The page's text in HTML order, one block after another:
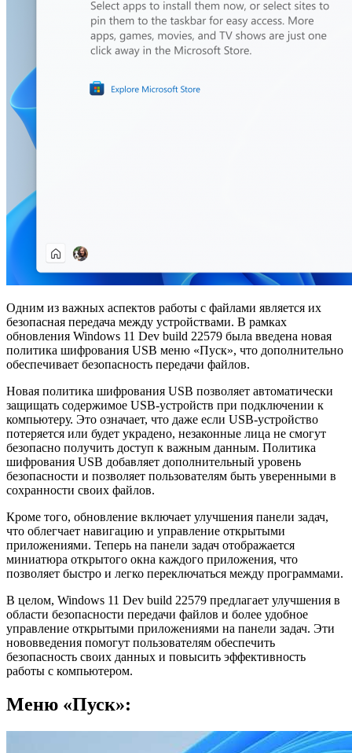
Одним из важных аспектов работы с файлами является их
безопасная передача между устройствами. В рамках
обновления Windows 11 Dev build 22579 была введена новая
политика шифрования USB меню «Пуск», что дополнительно
обеспечивает безопасность передачи файлов.
Новая политика шифрования USB позволяет автоматически
защищать содержимое USB-устройств при подключении к
компьютеру. Это означает, что даже если USB-устройство
потеряется или будет украдено, незаконные лица не смогут
безопасно получить доступ к важным данным. Политика
шифрования USB добавляет дополнительный уровень
безопасности и позволяет пользователям быть уверенными в
сохранности своих файлов.
Кроме того, обновление включает улучшения панели задач,
что облегчает навигацию и управление открытыми
приложениями. Теперь на панели задач отображается
миниатюра открытого окна каждого приложения, что
позволяет быстро и легко переключаться между программами.
В целом, Windows 11 Dev build 22579 предлагает улучшения в
области безопасности передачи файлов и более удобное
управление открытыми приложениями на панели задач. Эти
нововведения помогут пользователям обеспечить
безопасность своих данных и повысить эффективность
работы с компьютером.
Меню «Пуск»: